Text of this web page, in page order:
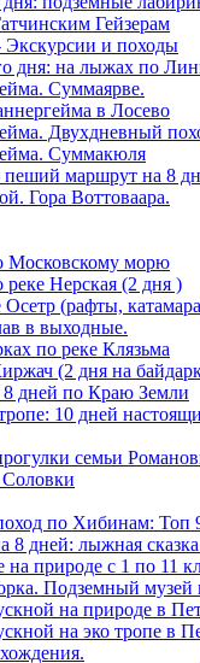
Гейзерам
и походы
дня: на лыжах по
Суммаярве.
в Лосево
Двухдневный
Суммакюля
пеший маршрут на 8
Гора Воттоваара.
Московскому морю
Нерская (2 дня )
Осетр (рафты,
в выходные.
по реке Клязьма
(2 дня на
дней по Краю Земли
10 дней
семьи
Соловки
по Хибинам: Топ
8 дней: лыжная
природе с 1 по 11
Подземный музей
на природе в
на эко тропе в